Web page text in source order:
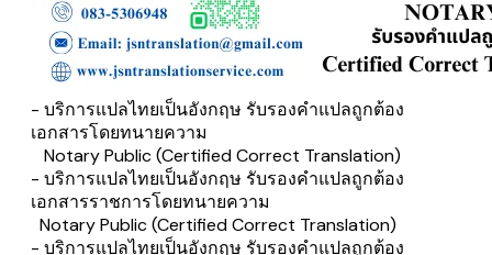
- บริการแปลไทยเป็นอังกฤษ รับรองคำแปลถูกต้อง
เอกสารโดยทนายความ
Notary Public (Certified Correct Translation)
- บริการแปลไทยเป็นอังกฤษ รับรองคำแปลถูกต้อง
เอกสารราชการโดยทนายความ
Notary Public (Certified Correct Translation)
- บริการแปลไทยเป็นอังกฤษ รับรองคำแปลถูกต้อง